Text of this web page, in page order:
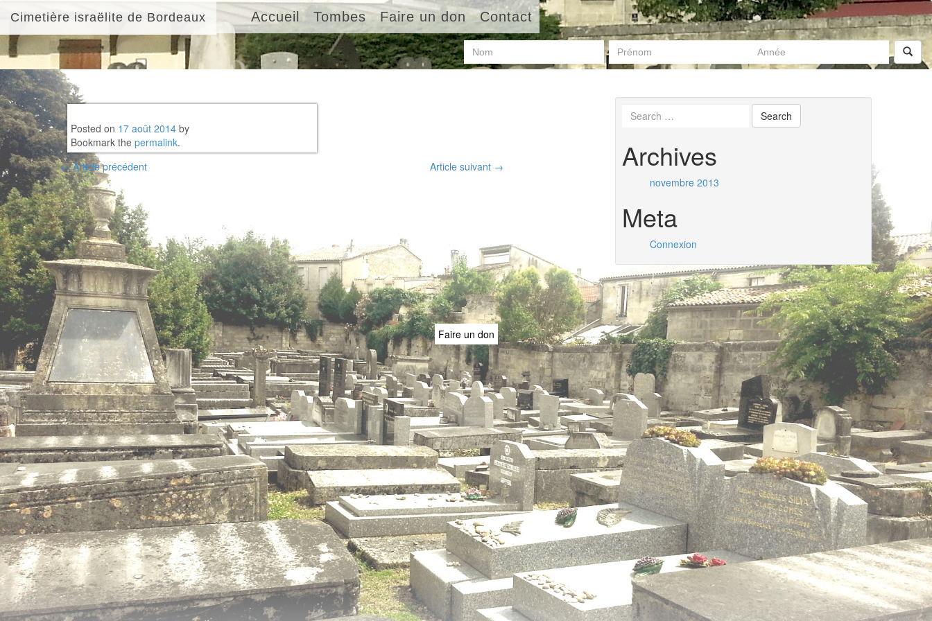
Cimetière israëlite de Bordeaux Accueil Tombes Faire un don Contact
Posted on 17 août 2014 by
Bookmark the permalink.
Post
navigation
←Article précédent Article suivant → Archives
novembre 2013
Meta
Connexion
Faire un don